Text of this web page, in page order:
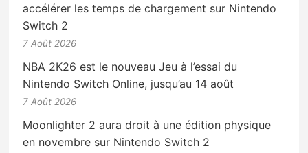
accélérer les temps de chargement sur Nintendo
Switch 2
7 Août 2026
NBA 2K26 est le nouveau Jeu à l’essai du
Nintendo Switch Online, jusqu’au 14 août
7 Août 2026
Moonlighter 2 aura droit à une édition physique
en novembre sur Nintendo Switch 2